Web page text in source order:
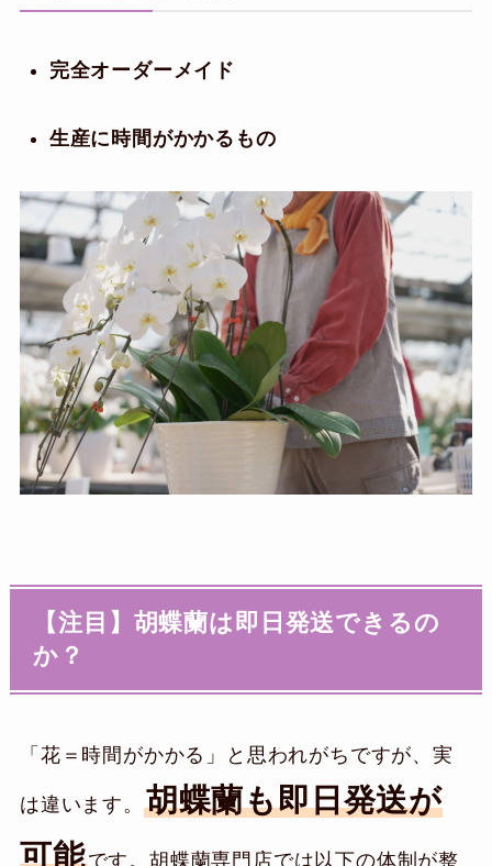
完全オーダーメイド
生産に時間がかかるもの
【注目】胡蝶蘭は即日発送できるの
か？
「花＝時間がかかる」と思われがちですが、実
は違います。 胡蝶蘭も即日発送が
可能です。胡蝶蘭専門店では以下の体制が整